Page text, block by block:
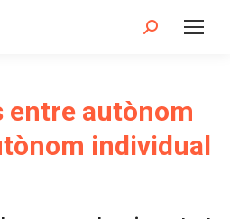
Search:
entre autònom
individual